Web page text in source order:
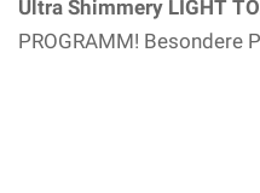
Ultra Shimmery LIGHT
PROGRAMM! Besondere